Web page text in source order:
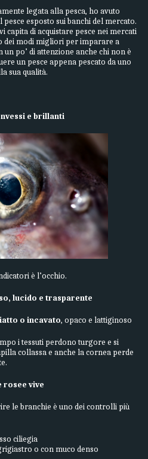
legata alla pesca, ho avuto
esposto sui banchi del mercato.
capita di acquistare pesce nei mercati
dei modi migliori per imparare a
po’ di attenzione anche chi non è
un pesce appena pescato da uno
sua qualità.
e brillanti
è l’occhio.
lucido e trasparente
o incavato, opaco e lattiginoso
i tessuti perdono turgore e si
collassa e anche la cornea perde
rosee vive
le branchie è uno dei controlli più
ciliegia
o con muco denso